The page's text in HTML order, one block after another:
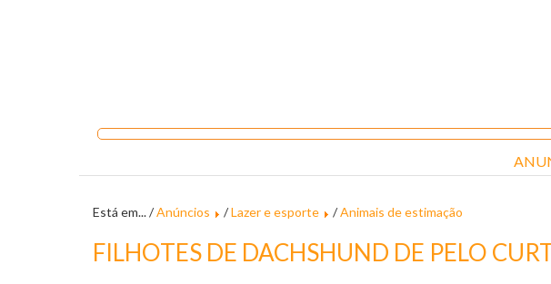
Está em... /Anúncios /Lazer e esporte /Animais de estimação
FILHOTES DE DACHSHUND DE PELO